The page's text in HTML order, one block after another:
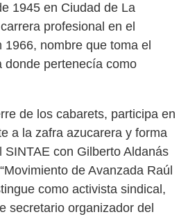
1945 en Ciudad de La
profesional en el
nombre que toma el
donde pertenecía como
de los cabarets, participa en
a la zafra azucarera y forma
con Gilberto Aldanás
de Avanzada Raúl
como activista sindical,
secretario organizador del